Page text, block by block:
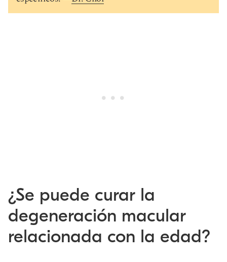
¿Se puede curar la
degeneración macular
relacionada con la edad?